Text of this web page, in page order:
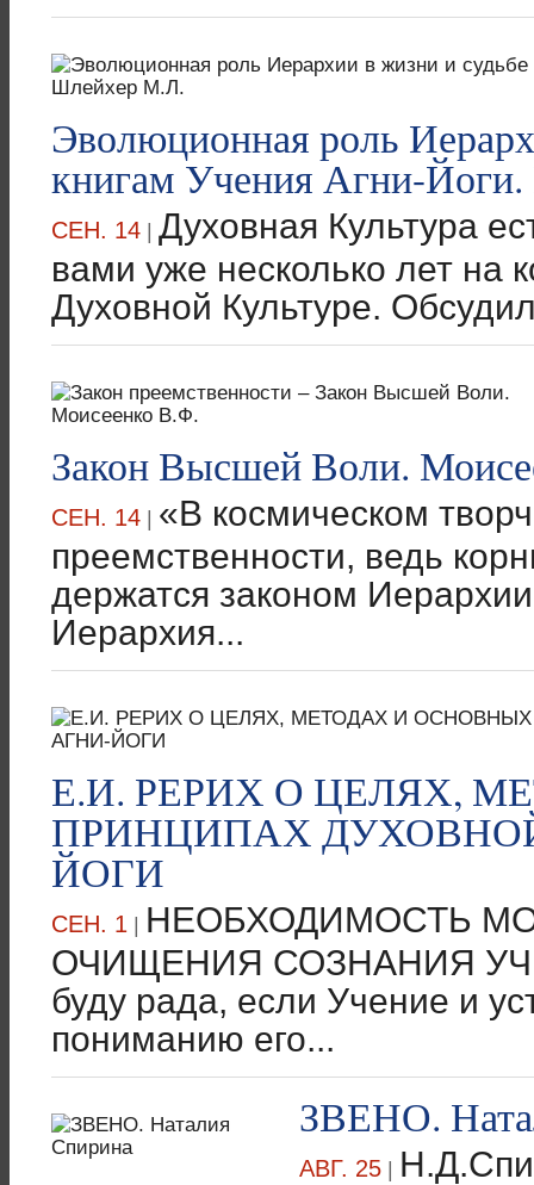
Эволюционная роль
книгам Учения Агни-
СЕН. 14 | Духовная Культура
вами уже несколько лет на
Духовной Культуре.
Закон Высшей Воли.
СЕН. 14 | «В космическом
преемственности, ведь
держатся законом
Иерархия...
Е.И. РЕРИХ О ЦЕЛЯХ,
ПРИНЦИПАХ
ЙОГИ
СЕН. 1 | НЕОБХОДИМОСТЬ
ОЧИЩЕНИЯ СОЗНАНИЯ
буду рада, если Учение и
пониманию его...
ЗВЕНО.
АВГ. 25 |